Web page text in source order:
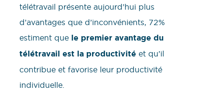
télétravail présente aujourd’hui plus
d’avantages que d’inconvénients, 72%
estiment que le premier avantage du
télétravail est la productivité et qu’il
contribue et favorise leur productivité
individuelle.